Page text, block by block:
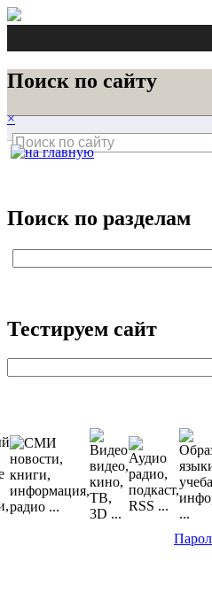
Поиск по сайту
×
Поиск по разделам
Тестируем сайт